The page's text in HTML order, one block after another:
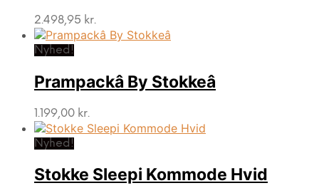
2.498,95 kr.
Nyhed!
Prampackâ By Stokkeâ
1.199,00 kr.
Nyhed!
Stokke Sleepi Kommode Hvid